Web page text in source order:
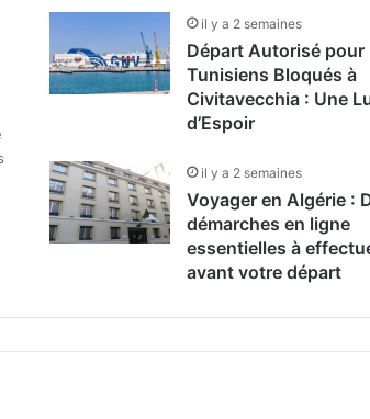
il y a 2 semaines
Départ Autorisé pour
Tunisiens Bloqués à
Civitavecchia : Une
d’Espoir
il y a 2 semaines
Voyager en Algérie :
démarches en ligne
essentielles à
avant votre départ